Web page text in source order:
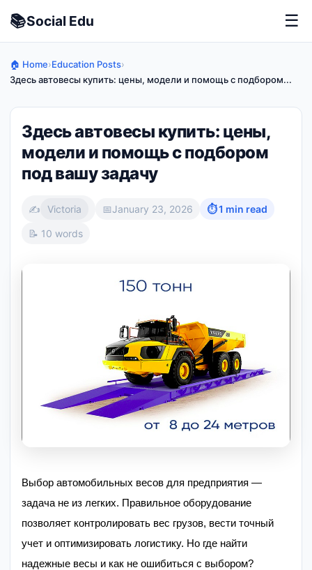
📚Social Edu ☰
🏠 Home›Education Posts›
Здесь автовесы купить: цены, модели и помощь с подбором...
Здесь автовесы купить: цены,
модели и помощь с подбором
под вашу задачу
✍️ Victoria 📅January 23, 2026 ⏱ 1 min read
📝 10 words
Выбор автомобильных весов для предприятия —
задача не из легких. Правильное оборудование
позволяет контролировать вес грузов, вести точный
учет и оптимизировать логистику. Но где найти
надежные весы и как не ошибиться с выбором?